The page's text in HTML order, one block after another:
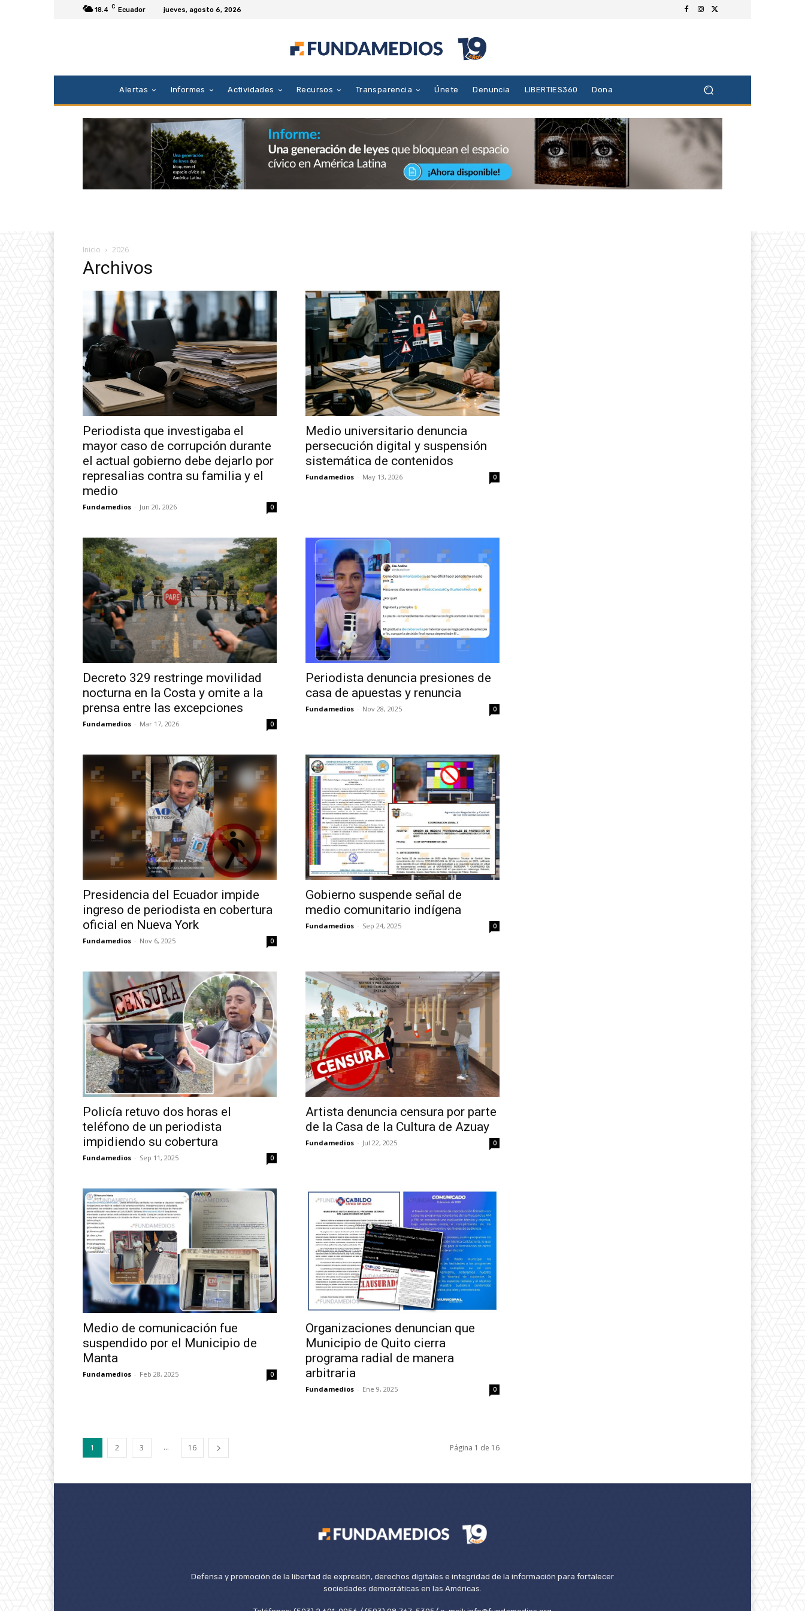
18.4 C Ecuador jueves, agosto 6, 2026
Alertas Informes Actividades Recursos Transparencia Únete Denuncia LIBERTIES360 Dona
Inicio 2026
Archivos
Periodista que investigaba el
mayor caso de corrupción durante
el actual gobierno debe dejarlo por
represalias contra su familia y el
medio
Fundamedios - Jun 20, 2026 0
Medio universitario denuncia
persecución digital y suspensión
sistemática de contenidos
Fundamedios - May 13, 2026 0
Decreto 329 restringe movilidad
nocturna en la Costa y omite a la
prensa entre las excepciones
Fundamedios - Mar 17, 2026 0
Periodista denuncia presiones de
casa de apuestas y renuncia
Fundamedios - Nov 28, 2025 0
Presidencia del Ecuador impide
ingreso de periodista en cobertura
oficial en Nueva York
Fundamedios - Nov 6, 2025 0
Gobierno suspende señal de
medio comunitario indígena
Fundamedios - Sep 24, 2025 0
Policía retuvo dos horas el
teléfono de un periodista
impidiendo su cobertura
Fundamedios - Sep 11, 2025 0
Artista denuncia censura por parte
de la Casa de la Cultura de Azuay
Fundamedios - Jul 22, 2025 0
Medio de comunicación fue
suspendido por el Municipio de
Manta
Fundamedios - Feb 28, 2025 0
Organizaciones denuncian que
Municipio de Quito cierra
programa radial de manera
arbitraria
Fundamedios - Ene 9, 2025 0
1 2 3 ... 16 Página 1 de 16
Defensa y promoción de la libertad de expresión, derechos digitales e integridad de la información para fortalecer
sociedades democráticas en las Américas.